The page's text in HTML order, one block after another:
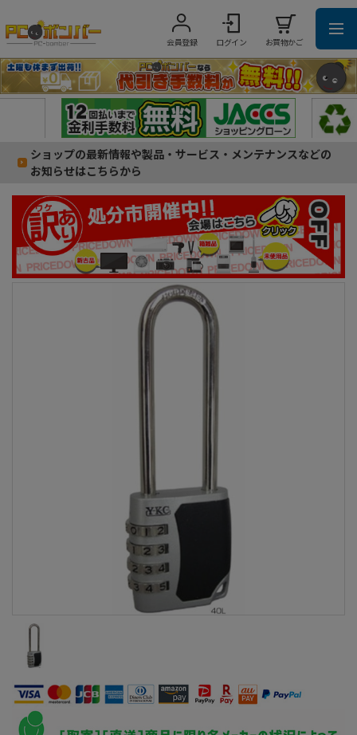
会員登録 ログイン お買物かご
ショップの最新情報や製品・サービス・メンテナンスなどの
お知らせはこちらから